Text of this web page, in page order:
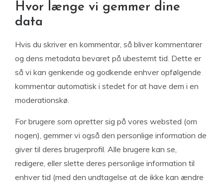
Hvor længe vi gemmer dine
data
Hvis du skriver en kommentar, så bliver kommentarer
og dens metadata bevaret på ubestemt tid. Dette er
så vi kan genkende og godkende enhver opfølgende
kommentar automatisk i stedet for at have dem i en
moderationskø.
For brugere som opretter sig på vores websted (om
nogen), gemmer vi også den personlige information de
giver til deres brugerprofil. Alle brugere kan se,
redigere, eller slette deres personlige information til
enhver tid (med den undtagelse at de ikke kan ændre